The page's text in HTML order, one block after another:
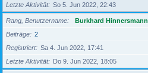
Letzte Aktivität
So 5. Jun 2022, 22:43
Rang, Benutzername
Burkhard Hinnersmann
Beiträge
2
Registriert
Sa 4. Jun 2022, 17:41
Letzte Aktivität
Do 9. Jun 2022, 18:05